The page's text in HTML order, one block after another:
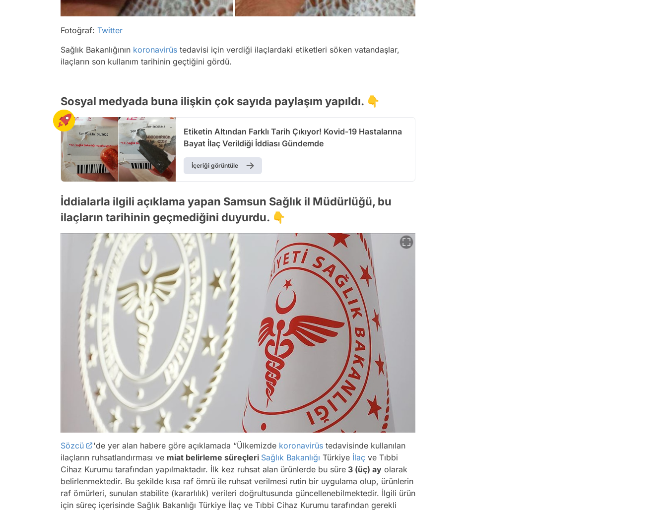
Fotoğraf: Twitter
Sağlık Bakanlığının koronavirüs tedavisi için verdiği ilaçlardaki etiketleri söken vatandaşlar,
ilaçların son kullanım tarihinin geçtiğini gördü.
Sosyal medyada buna ilişkin çok sayıda paylaşım yapıldı. 👇
Etiketin Altından Farklı Tarih Çıkıyor! Kovid-19 Hastalarına
Bayat İlaç Verildiği İddiası Gündemde
İçeriği görüntüle
İddialarla ilgili açıklama yapan Samsun Sağlık il Müdürlüğü, bu
ilaçların tarihinin geçmediğini duyurdu. 👇
Sözcü 'de yer alan habere göre açıklamada “Ülkemizde koronavirüs tedavisinde kullanılan
ilaçların ruhsatlandırması ve miat belirleme süreçleri Sağlık Bakanlığı Türkiye İlaç ve Tıbbi
Cihaz Kurumu tarafından yapılmaktadır. İlk kez ruhsat alan ürünlerde bu süre 3 (üç) ay olarak
belirlenmektedir. Bu şekilde kısa raf ömrü ile ruhsat verilmesi rutin bir uygulama olup, ürünlerin
raf ömürleri, sunulan stabilite (kararlılık) verileri doğrultusunda güncellenebilmektedir. İlgili ürün
için süreç içerisinde Sağlık Bakanlığı Türkiye İlaç ve Tıbbi Cihaz Kurumu tarafından gerekli